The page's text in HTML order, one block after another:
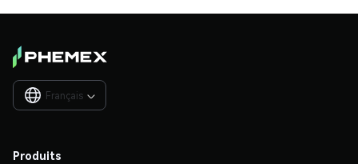
Français 
Produits